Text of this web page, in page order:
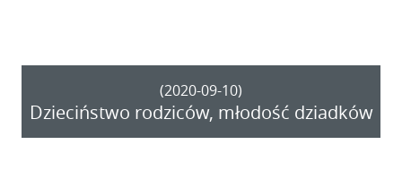
(2020-09-10)
Dzieciństwo rodziców, młodość dziadków